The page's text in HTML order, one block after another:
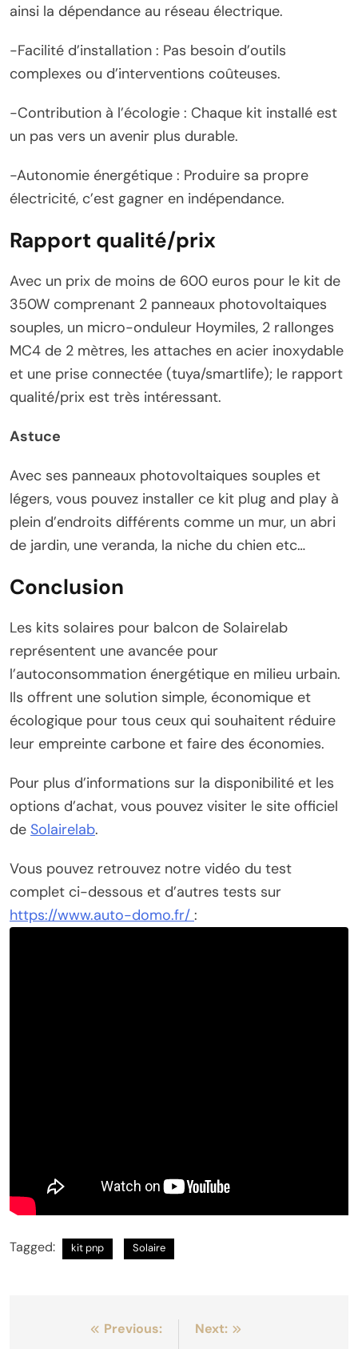
ainsi la dépendance au réseau électrique.
-Facilité d’installation : Pas besoin d’outils
complexes ou d’interventions coûteuses.
-Contribution à l’écologie : Chaque kit installé est
un pas vers un avenir plus durable.
-Autonomie énergétique : Produire sa propre
électricité, c’est gagner en indépendance.
Rapport qualité/prix
Avec un prix de moins de 600 euros pour le kit de
350W comprenant 2 panneaux photovoltaiques
souples, un micro-onduleur Hoymiles, 2 rallonges
MC4 de 2 mètres, les attaches en acier inoxydable
et une prise connectée (tuya/smartlife); le rapport
qualité/prix est très intéressant.
Astuce
Avec ses panneaux photovoltaiques souples et
légers, vous pouvez installer ce kit plug and play à
plein d’endroits différents comme un mur, un abri
de jardin, une veranda, la niche du chien etc…
Conclusion
Les kits solaires pour balcon de Solairelab
représentent une avancée pour
l’autoconsommation énergétique en milieu urbain.
Ils offrent une solution simple, économique et
écologique pour tous ceux qui souhaitent réduire
leur empreinte carbone et faire des économies.
Pour plus d’informations sur la disponibilité et les
options d’achat, vous pouvez visiter le site officiel
de Solairelab.
Vous pouvez retrouvez notre vidéo du test
complet ci-dessous et d’autres tests sur
https://www.auto-domo.fr/ :
Tagged: kit pnp Solaire
NavigationPrevious: Next: